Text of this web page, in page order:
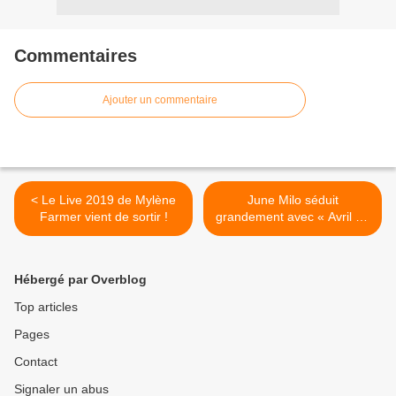
Commentaires
Ajouter un commentaire
< Le Live 2019 de Mylène
Farmer vient de sortir !
June Milo séduit
grandement avec « Avril » !
>
Hébergé par Overblog
Top articles
Pages
Contact
Signaler un abus